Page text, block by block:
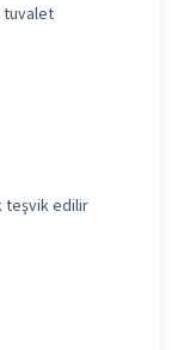
tuvalet
teşvik edilir